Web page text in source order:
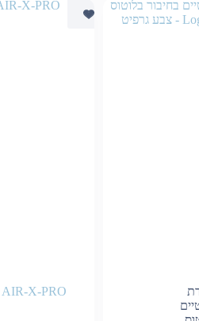
AIR-X-PRO שלט אלחוטי לסטרימיר